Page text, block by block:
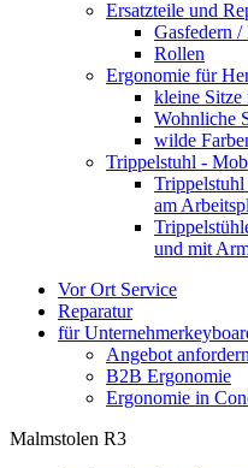
Ersatzteile und
Gasfedern
Rollen
Ergonomie für
kleine Sitze
Wohnliche
wilde
Trippelstuhl -
am
und mit
Vor Ort Service
Reparatur
für Unternehmer
Angebot anfordern
B2B Ergonomie
Ergonomie in
Malmstolen R3